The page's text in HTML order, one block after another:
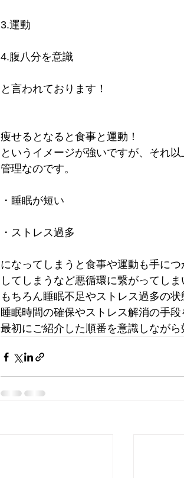
3.運動
4.腹八分を意識
と言われております！
痩せるとなると食事と運動！
というイメージが強いですが、それ
管理なのです。
・睡眠が短い
・ストレス過多
になってしまうと食事や運動も手に
してしまうなど悪循環に繋がってしま
もちろん睡眠不足やストレス過多の
睡眠時間の確保やストレス解消の手段
最初にご紹介した順番を意識しなが